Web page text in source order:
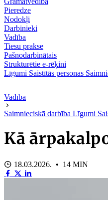
Pieredze
Nodokļi
Darbinieki
Vadība
Tiesu prakse
Pašnodarbinātais
Strukturētie e-rēķini
Līgumi Saistītās personas
Vadība
Saimnieciskā darbība Līgumi
Kā
18.03.2026. • 14 MIN